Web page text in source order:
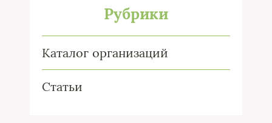
Рубрики
Каталог организаций
Статьи